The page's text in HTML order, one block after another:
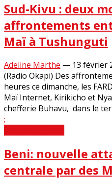
Sud-Kivu : deux
affrontements
Maï à Tushunguti
Adeline Marthe — 13 février
(Radio Okapi) Des
heures ce dimanche, les
Maï Internet, Kirikicho et
chefferie Buhavu, dans le
;
Beni: nouvelle
centrale par des